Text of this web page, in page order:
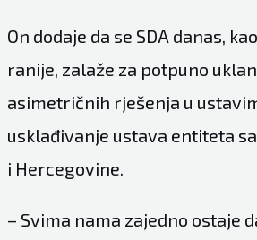
On dodaje da se SDA danas,
ranije, zalaže za potpuno
asimetričnih rješenja u
usklađivanje ustava entiteta
i Hercegovine.
– Svima nama zajedno ostaje